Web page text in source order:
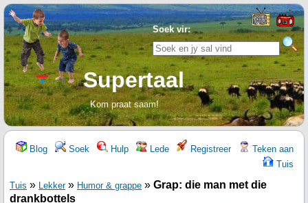
Soek vir:
Supertaal
Kom praat saam!
Blog Soek Hulp Lede Registreer
Teken aan
Tuis
Tuis » Lekker» Humor & grappe » Grap: die man met die
drankbottels